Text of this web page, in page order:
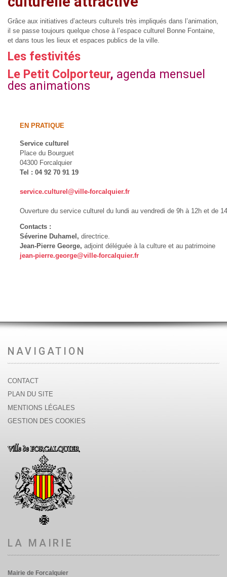
Grâce aux initiatives d’acteurs culturels très impliqués dans l’animation,
il se passe toujours quelque chose à l’espace culturel Bonne Fontaine,
et dans tous les lieux et espaces publics de la ville.
Les festivités
Le Petit Colporteur, agenda mensuel
des animations
EN PRATIQUE
Service culturel
Place du Bourguet
04300 Forcalquier
Tel : 04 92 70 91 19
service.culturel@ville-forcalquier.fr
Ouverture du service culturel du lundi au vendredi de 9h à 12h et de
Contacts :
Séverine Duhamel, directrice.
Jean-Pierre George, adjoint déléguée à la culture et au patrimoine
jean-pierre.george@ville-forcalquier.fr
NAVIGATION
CONTACT
PLAN DU SITE
MENTIONS LÉGALES
GESTION DES COOKIES
LA MAIRIE
Mairie de Forcalquier